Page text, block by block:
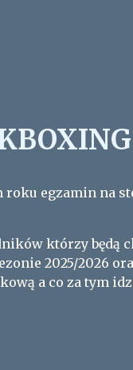
roku egzamin na
którzy będą
2025/2026
a co za tym